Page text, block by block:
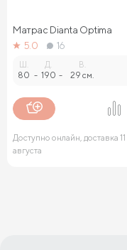
Матрас Dianta Optima
5.0
16
Ш.
80 -
Д.
190 -
В.
29 см.
Доступно онлайн, доставка 11
августа